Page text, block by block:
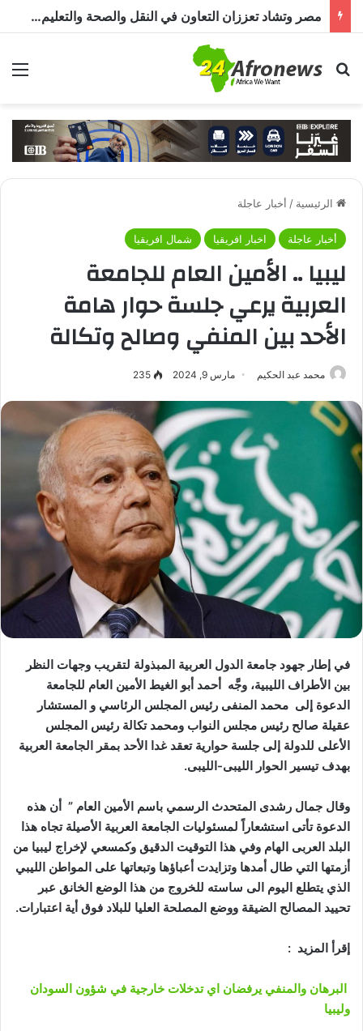
مصر وتشاد تعززان التعاون في النقل والصحة والتعليم والاستثمار خلال الدورة الرابعة للجنة المشتركة
بحث عن
الرئيسية / أخبار عاجلة
أخبار عاجلة اخبار افريقيا شمال افريقيا
ليبيا .. الأمين العام للجامعة
العربية يرعي جلسة حوار هامة
الأحد بين المنفي وصالح وتكالة
محمد عبد الحكيم مارس 9, 2024 235
في إطار جهود جامعة الدول العربية المبذولة لتقريب وجهات النظر
بين الأطراف الليبية، وجَّه أحمد أبو الغيط الأمين العام للجامعة
الدعوة إلى محمد المنفى رئيس المجلس الرئاسي و المستشار
عقيلة صالح رئيس مجلس النواب ومحمد تكالة رئيس المجلس
الأعلى للدولة إلى جلسة حوارية تعقد غدا الأحد بمقر الجامعة العربية
بهدف تيسير الحوار الليبى-الليبى.
وقال جمال رشدى المتحدث الرسمي باسم الأمين العام ” أن هذه
الدعوة تأتى استشعاراً لمسئوليات الجامعة العربية الأصيلة تجاه هذا
البلد العربى الهام وفي هذا التوقيت الدقيق وكمسعي لإخراج ليبيا من
أزمتها التي طال أمدها وتزايدت أعباؤها وتبعاتها على المواطن الليبي
الذي يتطلع اليوم الى ساسته للخروج من هذا الوضع الخانق عبر
تحييد المصالح الضيقة ووضع المصلحة العليا للبلاد فوق أية اعتبارات.
إقرأ المزيد :
البرهان والمنفي يرفضان اي تدخلات خارجية في شؤون السودان
وليبيا